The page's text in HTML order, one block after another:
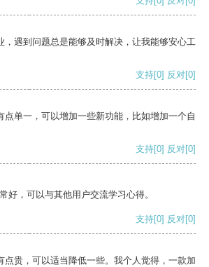
，遇到问题总是能够及时解决，让我能够安心工
支持[0] 反对[0]
点单一，可以增加一些新功能，比如增加一个自
支持[0] 反对[0]
好，可以与其他用户交流学习心得。
支持[0] 反对[0]
点贵，可以适当降低一些。我个人觉得，一款加